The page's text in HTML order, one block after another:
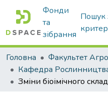
Фонди
та
зібрання
Пошук
Головна